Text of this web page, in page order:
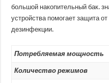
большой накопительный бак.
устройства помогает защита
дезинфекции.
Потребляемая мощность
Количество режимов